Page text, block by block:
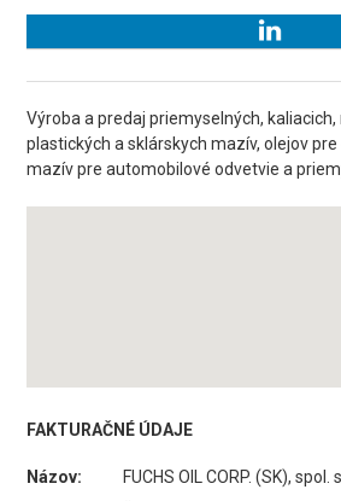
Výroba a predaj priemyselných,
plastických a sklárskych mazív, olejov
mazív pre automobilové odvetvie a
FAKTURAČNÉ ÚDAJE
Názov:
FUCHS OIL CORP. (SK), spol. s